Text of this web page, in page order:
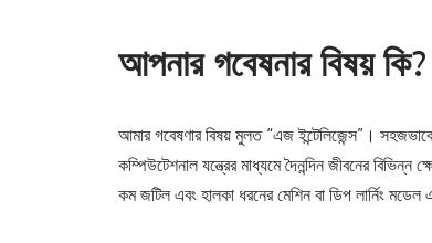
আপনার গবেষনার বিষয় কি?
আমার গবেষণার বিষয় মুলত “এজ ইন্টেলিজেন্স”।
কম্পিউটেশনাল যন্ত্রের মাধ্যমে দৈনন্দিন জীবনের বিভিন্ন
কম জটিল এবং হালকা ধরনের মেশিন বা ডিপ লার্নিং